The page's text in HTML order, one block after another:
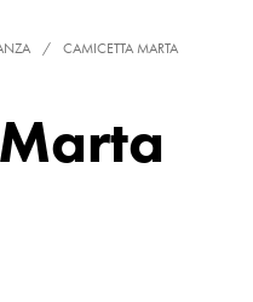
/ CAMICETTA MARTA